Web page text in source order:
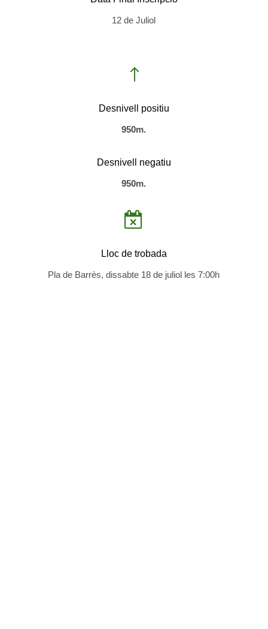
12 de Juliol
!
Desnivell positiu
950m.
Desnivell negatiu
950m.

Lloc de trobada
Pla de Barrès, dissabte 18 de juliol les 7:00h